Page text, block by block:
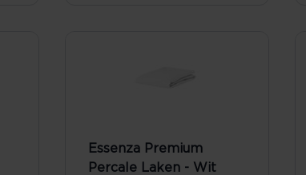
Essenza Premium
Percale Laken - Wit